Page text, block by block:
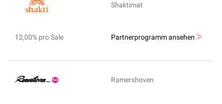
Shaktimat
12,00% pro Sale Partnerprogramm ansehen
Ramershoven